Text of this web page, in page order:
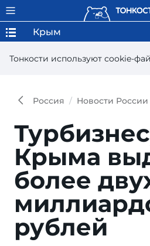
Тонкости используют сookie-
Крым
Россия Новости России
Крыма
более
рублей